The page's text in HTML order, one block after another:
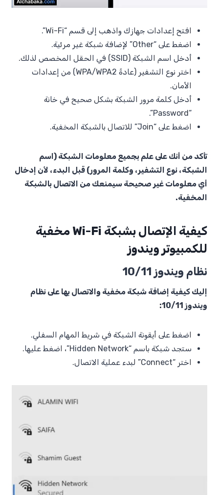
افتح إعدادات جهازك واذهب إلى قسم “Wi-Fi”.
اضغط على “Other” لإضافة شبكة غير مرئية.
أدخل اسم الشبكة (SSID) في الحقل المخصص لذلك.
اختر نوع التشفير (عادةً WPA/WPA2) من إعدادات
الأمان.
أدخل كلمة مرور الشبكة بشكل صحيح في خانة
“Password”.
اضغط على “Join” للاتصال بالشبكة المخفية.
تأكد من أنك على علم بجميع معلومات الشبكة (اسم
الشبكة، نوع التشفير، وكلمة المرور) قبل البدء، لأن إدخال
أي معلومات غير صحيحة سيمنعك من الاتصال بالشبكة
المخفية.
كيفية الإتصال بشبكة Wi-Fi مخفية
للكمبيوتر ويندوز
نظام ويندوز 10/11
إليك كيفية إضافة شبكة مخفية والاتصال بها على نظام
ويندوز 10/11:
اضغط على أيقونة الشبكة في شريط المهام السفلي.
ستجد شبكة باسم “Hidden Network”، اضغط عليها.
اختر “Connect” لبدء عملية الاتصال.